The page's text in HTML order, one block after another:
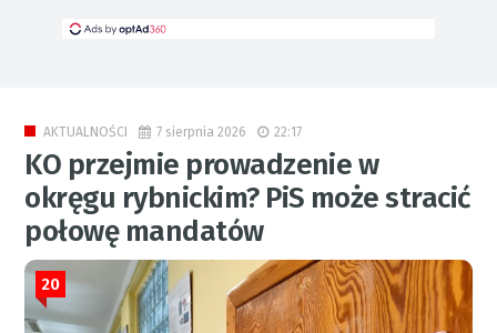
AKTUALNOŚCI 7 sierpnia 2026 22:17
KO przejmie prowadzenie w
okręgu rybnickim? PiS może stracić
połowę mandatów
20